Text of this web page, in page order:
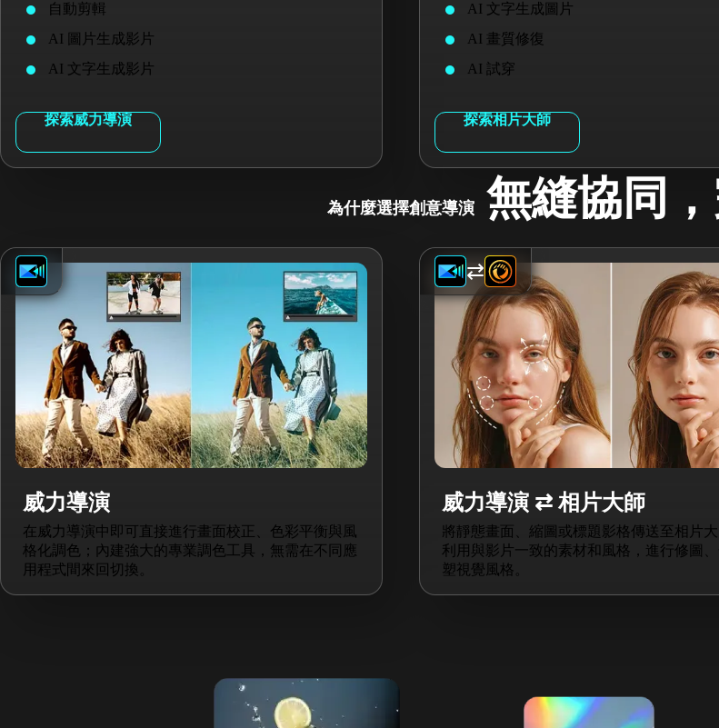
自動剪輯
AI 圖片生成影片
AI 文字生成影片
探索威力導演
AI 文字生成圖片
AI 畫質修復
AI 試穿
探索相片大師
為什麼選擇創意導演無縫協同
威力導演
在威力導演中即可直接進行畫面校正、色彩平衡與風
格化調色；內建強大的專業調色工具，無需在不同應
用程式間來回切換。
威力導演 ⇄ 相片大師
將靜態畫面、縮圖或標題影格傳送至相片
利用與影片一致的素材和風格，進行修圖
塑視覺風格。
⇄